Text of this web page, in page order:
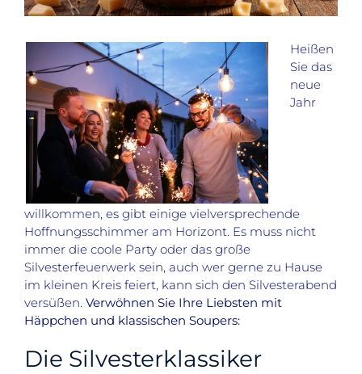
Heißen
Sie das
neue
Jahr
willkommen, es gibt einige vielversprechende
Hoffnungsschimmer am Horizont. Es muss nicht
immer die coole Party oder das große
Silvesterfeuerwerk sein, auch wer gerne zu Hause
im kleinen Kreis feiert, kann sich den Silvesterabend
versüßen. Verwöhnen Sie Ihre Liebsten mit
Häppchen und klassischen Soupers:
Die Silvesterklassiker